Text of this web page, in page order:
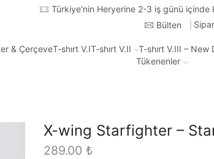
250 TL ve üzeri tüm
Bülten
& ÇerçeveT-shırt V.IT-shırt V.II
T-shırt V.III – New
Tükenenler
X-wing Starfighter –
289.00 ₺